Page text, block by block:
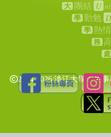
大 團結 U
學 勤勉 D
學 熱情
務
處
2024-2026 淡江大學學生